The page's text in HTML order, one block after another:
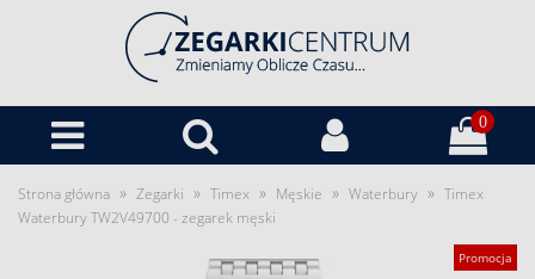
0
Strona główna » Zegarki » Timex » Męskie » Waterbury » Timex
Waterbury TW2V49700 - zegarek męski
Promocja